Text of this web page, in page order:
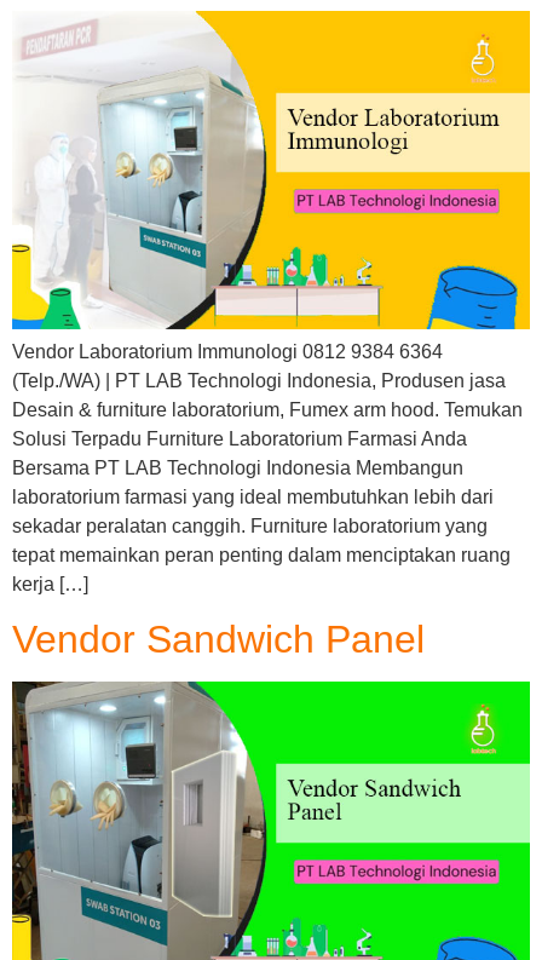
Vendor Laboratorium Immunologi 0812 9384 6364
(Telp./WA) | PT LAB Technologi Indonesia, Produsen jasa
Desain & furniture laboratorium, Fumex arm hood. Temukan
Solusi Terpadu Furniture Laboratorium Farmasi Anda
Bersama PT LAB Technologi Indonesia Membangun
laboratorium farmasi yang ideal membutuhkan lebih dari
sekadar peralatan canggih. Furniture laboratorium yang
tepat memainkan peran penting dalam menciptakan ruang
kerja […]
Vendor Sandwich Panel